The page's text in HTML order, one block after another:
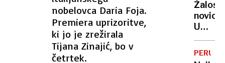
nobelovca Daria Foja.
Premiera uprizoritve,
ki jo je zrežirala
Tijana Zinajić, bo v
četrtek.
cilj
je
skriti
vrh
novica:
Umrl
je
Jorge
Messi,
PERU